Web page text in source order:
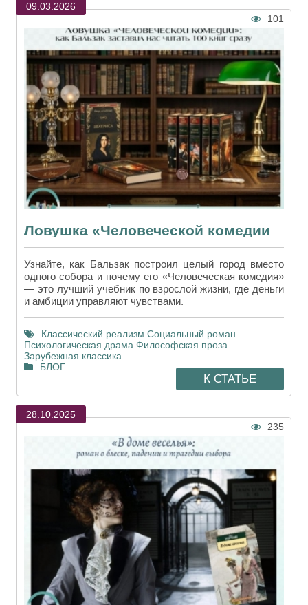
09.03.2026
101
Узнайте, как Бальзак построил целый город вместо
одного собора и почему его «Человеческая комедия»
— это лучший учебник по взрослой жизни, где деньги
и амбиции управляют чувствами.
Классический реализм Социальный роман
Психологическая драма Философская проза
Зарубежная классика
БЛОГ
К СТАТЬЕ
28.10.2025
235